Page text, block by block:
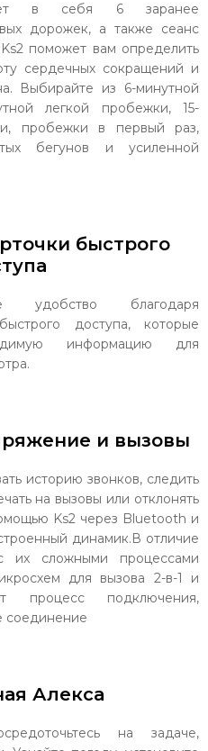
в себя 6 заранее
дорожек, а также сеанс
поможет вам определить
сердечных сокращений и
Выбирайте из 6-минутной
легкой пробежки, 15-
пробежки в первый раз,
бегунов и усиленной
быстрого
удобство благодаря
доступа, которые
информацию для
и вызовы
историю звонков, следить
на вызовы или отклонять
Ks2 через Bluetooth и
динамик.В отличие
их сложными процессами
для вызова 2-в-1 и
процесс подключения,
соединение
Алекса
на задаче,